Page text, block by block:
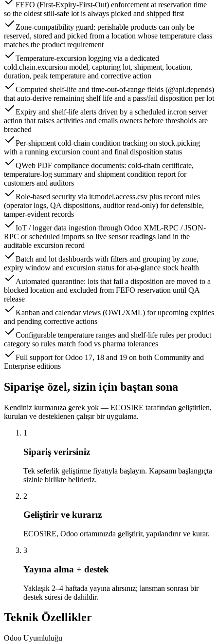
FEFO (First-Expiry-First-Out) enforcement at reservation time
so the oldest still-safe lot is always picked and shipped first
Zone-compatibility guard: perishable products can only be
reserved, stored and picked from a location whose temperature class
matches the product requirement
Temperature-excursion logging via a dedicated
cold.chain.excursion model, capturing lot, shipment, location,
duration, peak temperature and corrective action
Computed shelf-life and time-out-of-range fields (@api.depends)
that auto-derive remaining shelf life and a pass/fail disposition per lot
Expiry and shelf-life alerts driven by a scheduled ir.cron server
action that raises activities and emails owners before thresholds are
breached
Per-shipment cold-chain condition tracking on stock.picking
with a running excursion count and final disposition status
QWeb PDF compliance documents: cold-chain certificate,
temperature-log summary and shipment condition report for
customers and auditors
Role-based security via ir.model.access.csv plus record rules
(operator logs, QA dispositions, auditor read-only) for defensible,
tamper-evident records
IoT / logger data ingestion through Odoo XML-RPC / JSON-
RPC or scheduled imports so live sensor readings land in the
auditable excursion record
Batch and lot dashboards with filters and grouping by zone,
expiry window and excursion status for at-a-glance stock health
Automated quarantine: lots that fail a disposition are moved to a
blocked location and excluded from FEFO reservation until QA
release
Kanban and calendar views (OWL/XML) for upcoming expiries
and pending corrective actions
Configurable temperature ranges and shelf-life rules per product
category so rules match food vs pharma tolerances
Full support for Odoo 17, 18 and 19 on both Community and
Enterprise editions
Siparişe özel, sizin için baştan sona
Kendiniz kurmanıza gerek yok — ECOSIRE tarafından geliştirilen,
kurulan ve desteklenen çalışır bir uygulama.
1
Sipariş verirsiniz
Tek seferlik geliştirme fiyatıyla başlayın. Kapsamı başlangıçta
sizinle birlikte belirleriz.
2
Geliştirir ve kurarız
ECOSIRE, Odoo ortamınızda geliştirir, yapılandırır ve kurar.
3
Yayına alma + destek
Yaklaşık 2–4 haftada yayına alırsınız; lansman sonrası bir
destek süresi de dahildir.
Teknik Özellikler
Odoo Uyumluluğu